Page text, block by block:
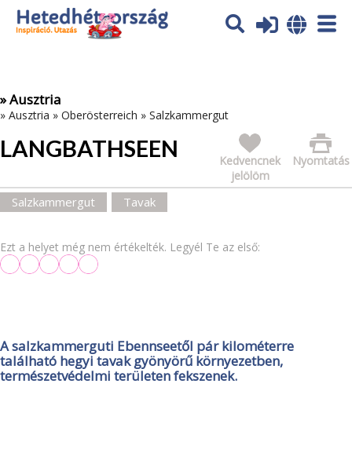
Az oldal sütiket (cookies) használ. További tájékoztatás itt:
Adatvédelmi tájékoztató
» Ausztria
» Ausztria » Oberösterreich » Salzkammergut
LANGBATHSEEN Nyomtatás
Kedvencnek
jelölöm
Salzkammergut Tavak
Ezt a helyet még nem értékelték. Legyél Te az első:
A salzkammerguti Ebennseetől pár kilométerre
található hegyi tavak gyönyörű környezetben,
természetvédelmi területen fekszenek.